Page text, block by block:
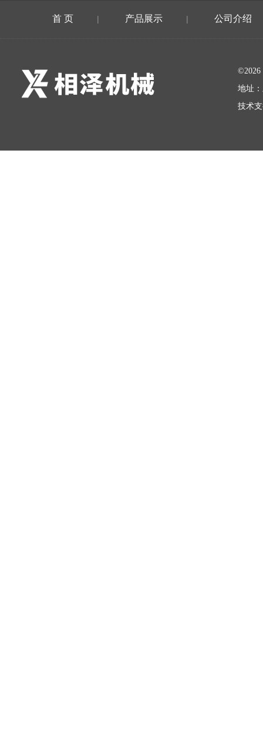
首 页 | 产品展示 | 公司介绍
地址
技术